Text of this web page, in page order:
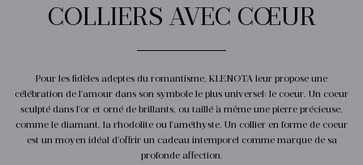
COLLIERS AVEC CŒUR
Pour les fidèles adeptes du romantisme, KLENOTA leur propose une
célébration de l'amour dans son symbole le plus universel: le coeur. Un coeur
sculpté dans l'or et orné de brillants, ou taillé à même une pierre précieuse,
comme le diamant, la rhodolite ou l'améthyste. Un collier en forme de coeur
est un moyen idéal d'offrir un cadeau intemporel comme marque de sa
profonde affection.